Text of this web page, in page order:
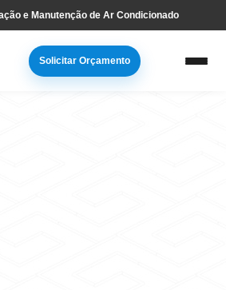
e Manutenção de Ar Condicionado
Solicitar Orçamento